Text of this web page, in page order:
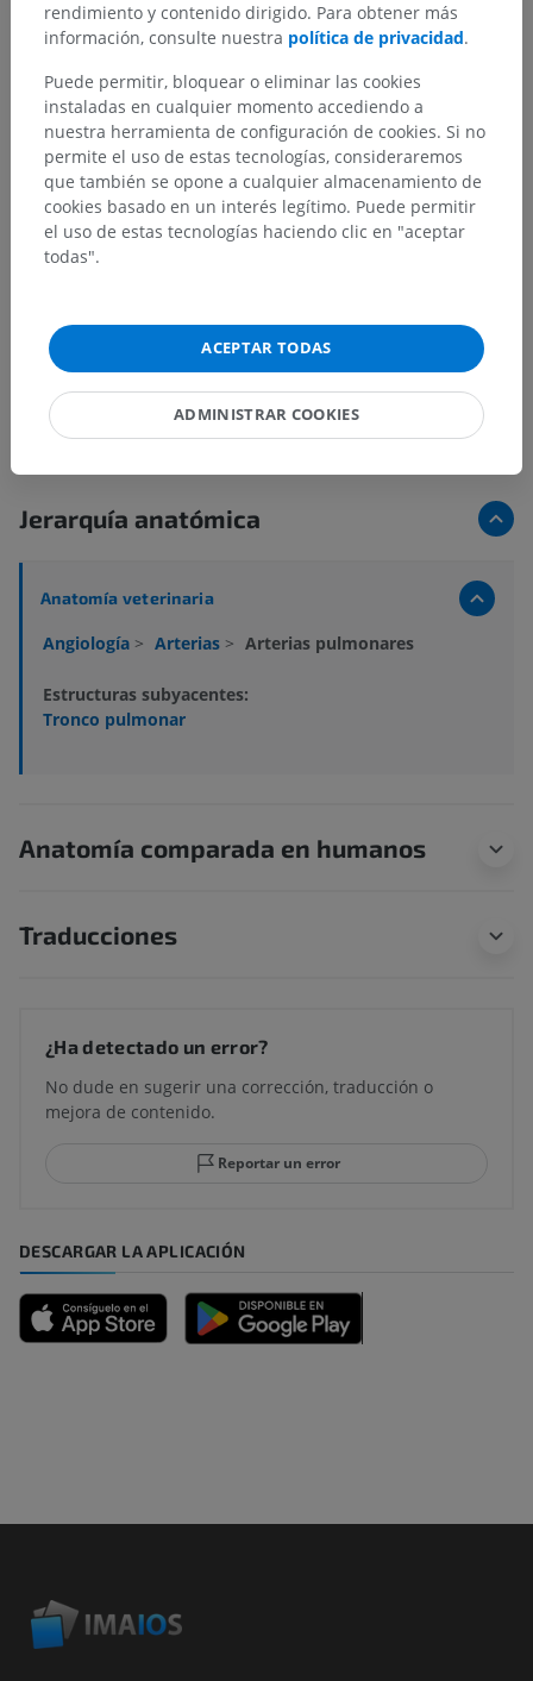
Jerarquía anatómica
Anatomía veterinaria
Angiología > Arterias > Arterias pulmonares
Estructuras subyacentes:
Tronco pulmonar
Anatomía comparada en humanos
Traducciones
¿Ha detectado un error?
No dude en sugerir una corrección, traducción o
mejora de contenido.
Reportar un error
DESCARGAR LA APLICACIÓN
rendimiento y contenido dirigido. Para obtener más
información, consulte nuestra política de privacidad.
Puede permitir, bloquear o eliminar las cookies
instaladas en cualquier momento accediendo a
nuestra herramienta de configuración de cookies. Si no
permite el uso de estas tecnologías, consideraremos
que también se opone a cualquier almacenamiento de
cookies basado en un interés legítimo. Puede permitir
el uso de estas tecnologías haciendo clic en "aceptar
todas".
ACEPTAR TODAS
ADMINISTRAR COOKIES